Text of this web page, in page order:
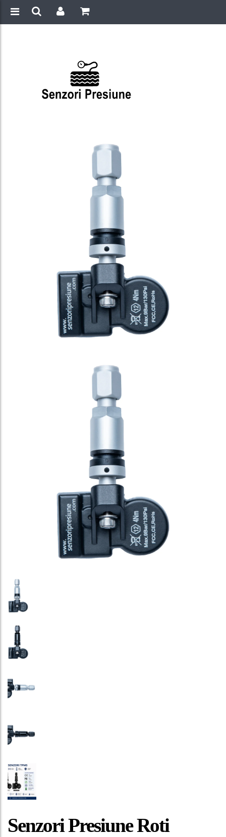
Senzori Presiune Roti